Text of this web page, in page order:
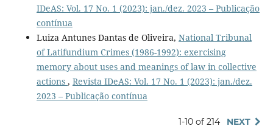
IDeAS: Vol. 17 No. 1 (2023): jan./dez. 2023 – Publicação
contínua
Luiza Antunes Dantas de Oliveira, National Tribunal
of Latifundium Crimes (1986-1992): exercising
memory about uses and meanings of law in collective
actions , Revista IDeAS: Vol. 17 No. 1 (2023): jan./dez.
2023 – Publicação contínua
1-10 of 214 NEXT